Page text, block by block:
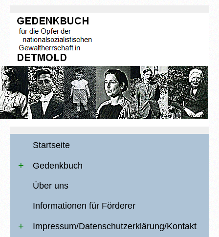
Startseite
Gedenkbuch
Über uns
Informationen für Förderer
Impressum/Datenschutzerklärung/Kontakt